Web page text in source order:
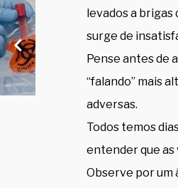
levados a
surge de
Pense antes de
“falando” mais
adversas.
Todos temos
entender que as
Observe por um